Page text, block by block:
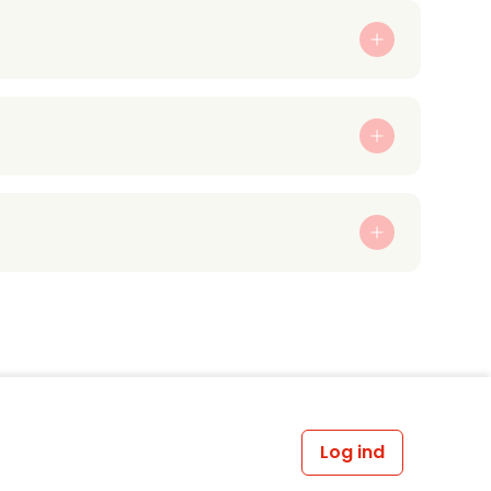
Log ind